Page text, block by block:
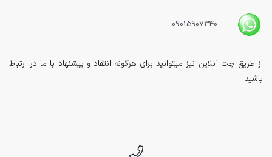
09015907340
از طریق چت آنلاین نیز میتوانید برای هرگونه انتقاد و پیشنهاد با ما در ارتباط
باشید